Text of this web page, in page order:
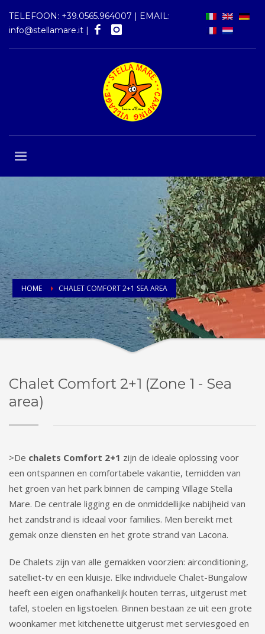
TELEFOON: +39.0565.964007 | EMAIL:
info@stellamare.it |
HOME CHALET COMFORT 2+1 SEA AREA
Chalet Comfort 2+1 (Zone 1 - Sea
area)
>De chalets Comfort 2+1 zijn de ideale oplossing voor
een ontspannen en comfortabele vakantie, temidden van
het groen van het park binnen de camping Village Stella
Mare. De centrale ligging en de onmiddellijke nabijheid van
het zandstrand is ideaal voor families. Men bereikt met
gemak onze diensten en het grote strand van Lacona.
De Chalets zijn van alle gemakken voorzien: airconditioning,
satelliet-tv en een kluisje. Elke individuele Chalet-Bungalow
heeft een eigen onafhankelijk houten terras, uitgerust met
tafel, stoelen en ligstoelen. Binnen bestaan ​​ze uit een grote
woonkamer met kitchenette uitgerust met serviesgoed en